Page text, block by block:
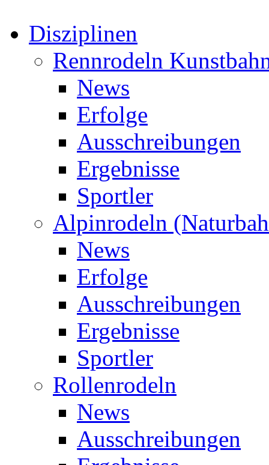
Disziplinen
Rennrodeln
News
Erfolge
Ausschreibungen
Ergebnisse
Sportler
Alpinrodeln
News
Erfolge
Ausschreibungen
Ergebnisse
Sportler
Rollenrodeln
News
Ausschreibungen